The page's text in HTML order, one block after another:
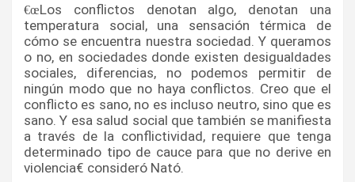
€œLos conflictos denotan algo, denotan una
temperatura social, una sensación térmica de
cómo se encuentra nuestra sociedad. Y queramos
o no, en sociedades donde existen desigualdades
sociales, diferencias, no podemos permitir de
ningún modo que no haya conflictos. Creo que el
conflicto es sano, no es incluso neutro, sino que es
sano. Y esa salud social que también se manifiesta
a través de la conflictividad, requiere que tenga
determinado tipo de cauce para que no derive en
violencia€ consideró Nató.